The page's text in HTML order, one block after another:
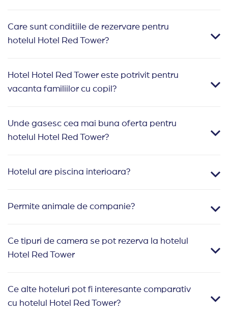
Care sunt conditiile de rezervare pentru
hotelul Hotel Red Tower?
Hotel Hotel Red Tower este potrivit pentru
vacanta familiilor cu copil?
Unde gasesc cea mai buna oferta pentru
hotelul Hotel Red Tower?
Hotelul are piscina interioara?
Permite animale de companie?
Ce tipuri de camera se pot rezerva la hotelul
Hotel Red Tower
Ce alte hoteluri pot fi interesante comparativ
cu hotelul Hotel Red Tower?